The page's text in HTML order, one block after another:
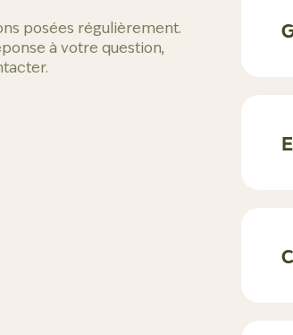
posées régulièrement.
à votre question,